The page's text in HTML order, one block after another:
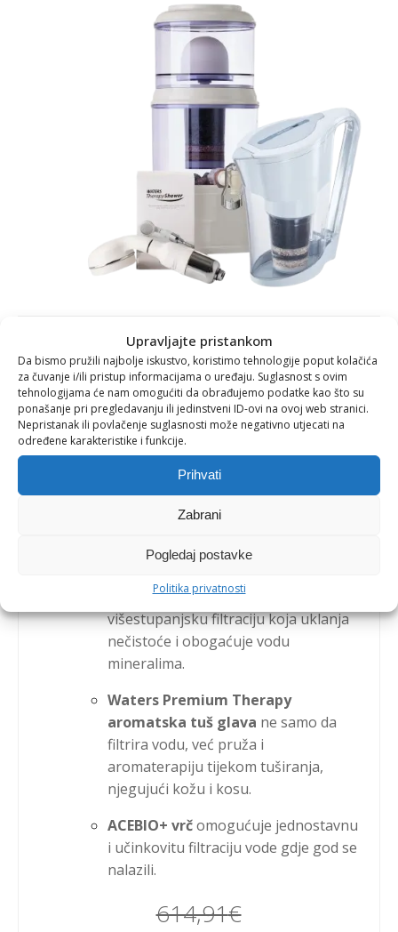
Upravljajte pristankom
Da bismo pružili najbolje iskustvo, koristimo tehnologije poput kolačića
za čuvanje i/ili pristup informacijama o uređaju. Suglasnost s ovim
tehnologijama će nam omogućiti da obrađujemo podatke kao što su
ponašanje pri pregledavanju ili jedinstveni ID-ovi na ovoj web stranici.
Nepristanak ili povlačenje suglasnosti može negativno utjecati na
određene karakteristike i funkcije.
Prihvati
Zabrani
Pogledaj postavke
Politika privatnosti
VODENI TRIO 4: EVA filter 12 L
+ Waters Premium tuš glava +
AceBio+ vrč za filtriranje vode
kompletom za filtraciju vode
EVA filter za vodu (12 L)
višestupanjsku filtraciju koja uklanja
nečistoće i obogaćuje vodu
mineralima.
Waters Premium Therapy
aromatska tuš glava ne samo da
filtrira vodu, već pruža i
aromaterapiju tijekom tuširanja,
njegujući kožu i kosu.
ACEBIO+ vrčomogućuje jednostavnu
i učinkovitu filtraciju vode gdje god se
nalazili.
614,91€